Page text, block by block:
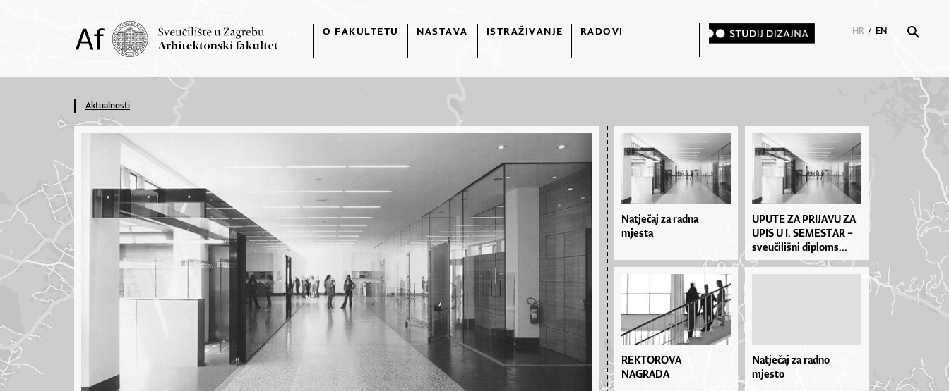
O FAKULTETU NASTAVA ISTRAŽIVANJE RADOVI HR / EN
Aktualnosti
Natječaj za radna
mjesta
UPU­TE ZA PRI­JA­VU ZA
UPIS U I. SE­MES­TAR –
sve­u­či­liš­ni di­plo­ms...
REKTOROVA
NAGRADA
Natječaj za radno
mjesto